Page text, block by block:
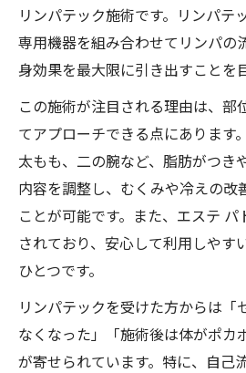
リンパテック施術です。リンパテ
専用機器を組み合わせてリンパの
身効果を最大限に引き出すことを
この施術が注目される理由は、部
てアプローチできる点にあります
太もも、二の腕など、脂肪がつき
内容を調整し、むくみや冷えの改
ことが可能です。また、エステ
されており、安心して利用しやす
ひとつです。
リンパテックを受けた方からは「
なくなった」「施術後は体がポカ
が寄せられています。特に、自己